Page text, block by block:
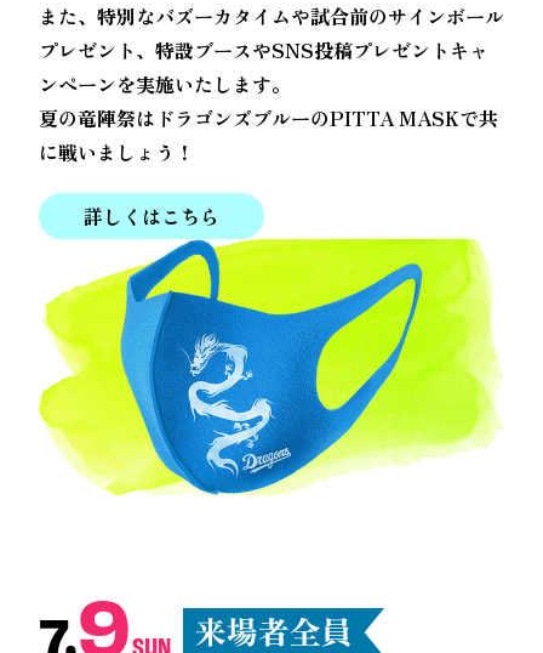
また、特別なバズーカタイムや試合前のサインボール
プレゼント、特設ブースやSNS投稿プレゼントキャ
ンペーンを実施いたします。
夏の竜陣祭はドラゴンズブルーのPITTA MASKで共
に戦いましょう！
詳しくはこちら
7.9SUN